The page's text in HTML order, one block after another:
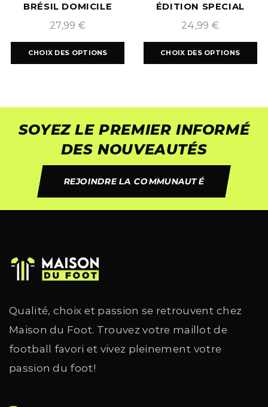
BRÉSIL DOMICILE
COUPE DU MONDE
27,99 €
CHOIX DES OPTIONS
ÉDITION SPECIAL
LEOPARD NOIR
24,99 €
CHOIX DES OPTIONS
SOYEZ LE PREMIER INFORMÉ
DES NOUVEAUTÉS
REJOINDRE LA COMMUNAUTÉ
Qualité, choix et passion se retrouvent chez
Maison du Foot. Trouvez votre maillot de
football favori et vivez pleinement votre
passion du foot!